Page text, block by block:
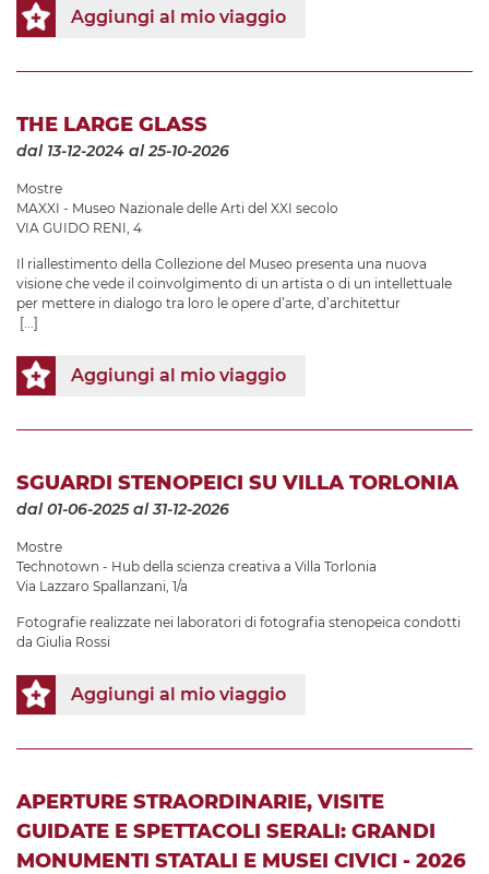
Aggiungi al mio viaggio
THE LARGE GLASS
dal 13-12-2024 al 25-10-2026
Mostre
MAXXI - Museo Nazionale delle Arti del XXI secolo
VIA GUIDO RENI, 4
Il riallestimento della Collezione del Museo presenta una nuova
visione che vede il coinvolgimento di un artista o di un intellettuale
per mettere in dialogo tra loro le opere d’arte, d’architettur
[...]
Aggiungi al mio viaggio
SGUARDI STENOPEICI SU VILLA TORLONIA
dal 01-06-2025al 31-12-2026
Mostre
Technotown - Hub della scienza creativa a Villa Torlonia
Via Lazzaro Spallanzani, 1/a
Fotografie realizzate nei laboratori di fotografia stenopeica condotti
da Giulia Rossi
Aggiungi al mio viaggio
APERTURE STRAORDINARIE, VISITE
GUIDATE E SPETTACOLI SERALI: GRANDI
MONUMENTI STATALI E MUSEI CIVICI - 2026